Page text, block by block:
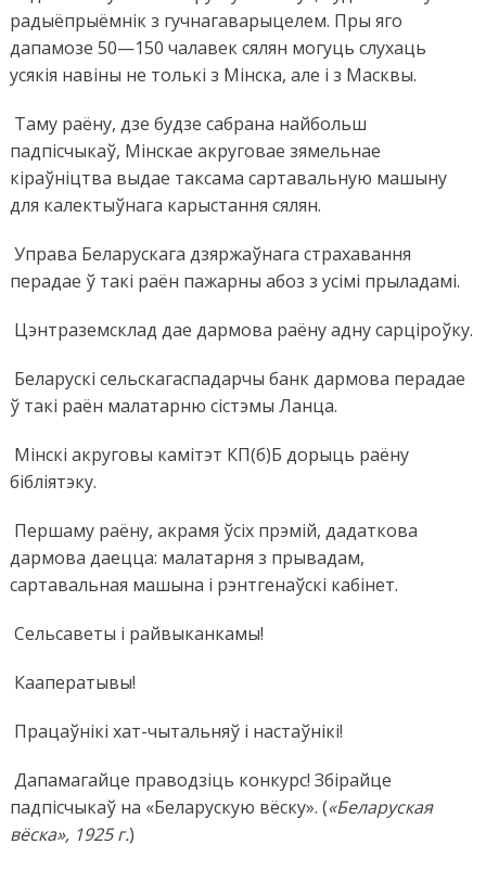
радыёпрыёмнік з гучнагаварыцелем. Пры яго
дапамозе 50—150 чалавек сялян могуць слухаць
усякія навіны не толькі з Мінска, але і з Масквы.
Таму раёну, дзе будзе сабрана найбольш
падпісчыкаў, Мінскае акруговае зямельнае
кіраўніцтва выдае таксама сартавальную машыну
для калектыўнага карыстання сялян.
Управа Беларускага дзяржаўнага страхавання
перадае ў такі раён пажарны абоз з усімі прыладамі.
Цэнтраземсклад дае дармова раёну адну сарціроўку.
Беларускі сельскагаспадарчы банк дармова перадае
ў такі раён малатарню сістэмы Ланца.
Мінскі акруговы камітэт КП(б)Б дорыць раёну
бібліятэку.
Першаму раёну, акрамя ўсіх прэмій, дадаткова
дармова даецца: малатарня з прывадам,
сартавальная машына і рэнтгенаўскі кабінет.
Сельсаветы і райвыканкамы!
Кааператывы!
Працаўнікі хат-чытальняў і настаўнікі!
Дапамагайце праводзіць конкурс! Збірайце
падпісчыкаў на «Беларускую вёску». («Беларуская
вёска», 1925 г.)